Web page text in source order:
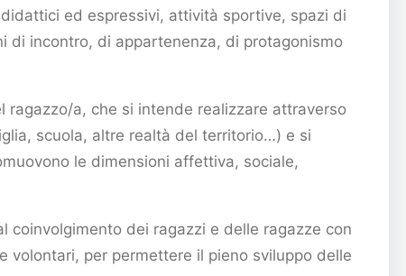
ed espressivi, attività sportive, spazi di
di incontro, di appartenenza, di protagonismo
ragazzo/a, che si intende realizzare attraverso
scuola, altre realtà del territorio…) e si
le dimensioni affettiva, sociale,
dei ragazzi e delle ragazze con
volontari, per permettere il pieno sviluppo delle